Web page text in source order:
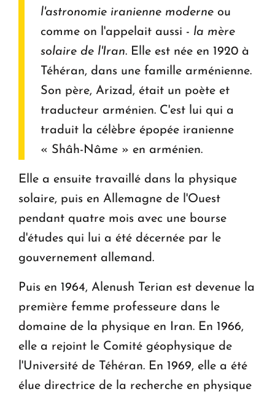
l'astronomie iranienne moderne ou
comme on l'appelait aussi - la mère
solaire de l'Iran. Elle est née en 1920 à
Téhéran, dans une famille arménienne.
Son père, Arizad, était un poète et
traducteur arménien. C'est lui qui a
traduit la célèbre épopée iranienne
« Shâh-Nâme » en arménien.
Elle a ensuite travaillé dans la physique
solaire, puis en Allemagne de l'Ouest
pendant quatre mois avec une bourse
d'études qui lui a été décernée par le
gouvernement allemand.
Puis en 1964, Alenush Terian est devenue la
première femme professeure dans le
domaine de la physique en Iran. En 1966,
elle a rejoint le Comité géophysique de
l'Université de Téhéran. En 1969, elle a été
élue directrice de la recherche en physique